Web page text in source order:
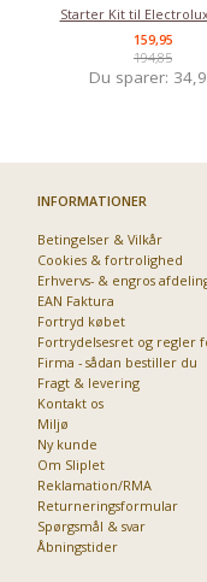
Starter Kit til
159,95
194,85
Du sparer:
INFORMATIONER
Betingelser & Vilkår
Cookies & fortrolighed
Erhvervs- & engros
EAN Faktura
Fortryd købet
Fortrydelsesret og regler
Firma - sådan bestiller du
Fragt & levering
Kontakt os
Miljø
Ny kunde
Om Sliplet
Reklamation/RMA
Returneringsformular
Spørgsmål & svar
Åbningstider